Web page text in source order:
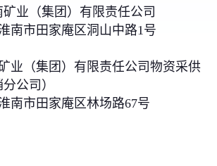
业（集团）有限责任公司
南市田家庵区洞山中路1号
业（集团）有限责任公司物资采供
公司）
南市田家庵区林场路67号